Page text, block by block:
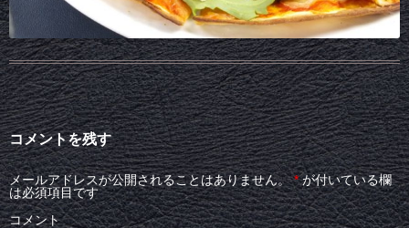
コメントを残す
メールアドレスが公開されることはありません。 *が付いている欄
は必須項目です
コメント